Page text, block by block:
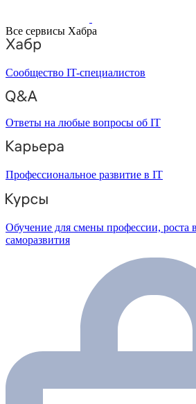
Все сервисы Хабра
Сообщество IT-специалистов
Ответы на любые вопросы об IT
Профессиональное развитие в IT
Обучение для смены профессии, роста
саморазвития